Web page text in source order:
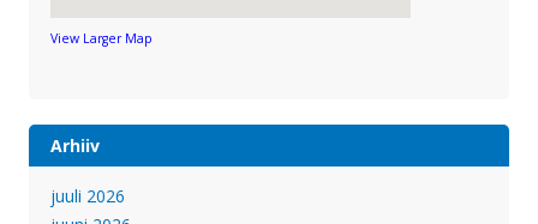
View Larger Map
Arhiiv
juuli 2026